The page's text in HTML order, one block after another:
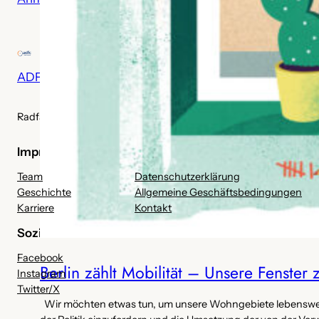
Berlin zählt Mobilität – Unsere Fenster
Wir möchten etwas tun, um unsere Wohngebiete
ADFC Berlin Stadtteilgruppe Treptow-Köpenick
Radfahren im grünsten Bezirk Berlins
Impressum
Team
Geschichte
Karriere
Datenschutz
Datenschutzerklärung
Allgemeine Geschäftsbedingungen
Kontakt
Soziale Netzwerke
Facebook
Instagram
Twitter/X